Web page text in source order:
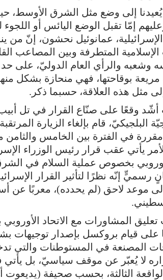
إلى وضع مثل الشرق الأوسط،
إمّا تقبل الوضع اليائس أو
عمانوئيل نحشون، إنّ
المتطرفة وبين المصاعب
وشعبه والرأي العام الدوليّ، على
مريعة بوقاحتها، فهي منحازة بشكل
مثل هذه العلاقة، حسبما ذكر.
أشّد وقعًا على صنّاع القرار في تل
البلجيكيّ، قام بإلغاء الزيارة
مقررة في الفترة بين الخامس
يأتي عقب قرار رئيس الوزراء
بخصوص عملية السلام في
رسميٍّ إنّه نظرًا لتأثير القرار
إلى موعد لاحق (لم يحدده)، معربًا عن
المشاورات مع الاتحاد
على قيام بروكسل بإصدار توجيهات
المصنعة في المستوطنات والتي
لا يُعبّر عن موقف سياسيّ، بل
الواقعة الثالثة، بحسب صحيفة